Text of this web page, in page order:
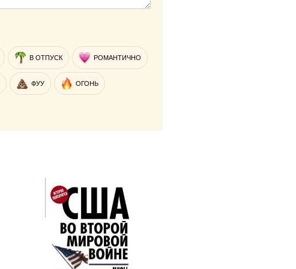
В ОТПУСК РОМАНТИЧНО
ФУУ ОГОНЬ